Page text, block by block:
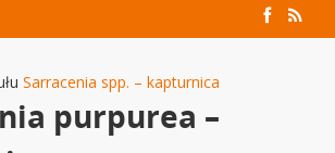
Sarracenia spp. – kapturnica
purpurea –